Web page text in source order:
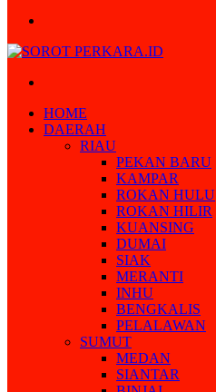
HOME
DAERAH
RIAU
PEKAN BARU
KAMPAR
ROKAN HULU
ROKAN HILIR
KUANSING
DUMAI
SIAK
MERANTI
INHU
BENGKALIS
PELALAWAN
SUMUT
MEDAN
SIANTAR